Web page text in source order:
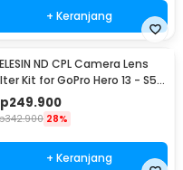
+ Keranjang
ND CPL Camera Lens
Kit for GoPro Hero 13 - S5-
13-TGP
249.900
342.900 28%
+ Keranjang